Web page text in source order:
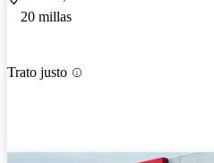
20 millas
Trato justo